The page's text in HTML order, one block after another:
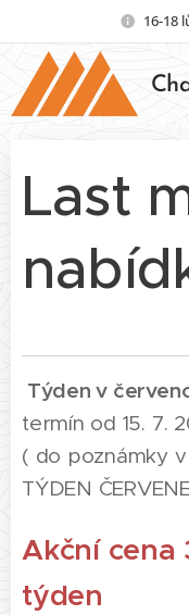
16-18
Last
Týden v
termín od 15. 7.
( do poznámky
TÝDEN
Akční
týden